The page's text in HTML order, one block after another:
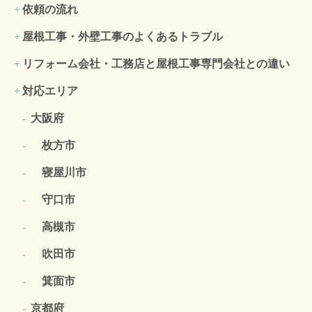
依頼の流れ
屋根工事・外壁工事のよくある トラブル
リフォーム会社・工務店と屋根工事専門会社との違い
対応エリア
大阪府
枚方市
寝屋川市
守口市
高槻市
吹田市
箕面市
京都府